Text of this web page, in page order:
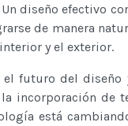
diseño efectivo
de manera
y el exterior.
el futuro del
incorporación de
está